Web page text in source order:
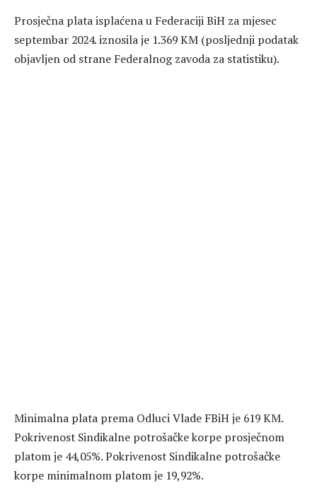
Prosječna plata isplaćena u Federaciji BiH za mjesec
septembar 2024. iznosila je 1.369 KM (posljednji podatak
objavljen od strane Federalnog zavoda za statistiku).
Minimalna plata prema Odluci Vlade FBiH je 619 KM.
Pokrivenost Sindikalne potrošačke korpe prosječnom
platom je 44,05%. Pokrivenost Sindikalne potrošačke
korpe minimalnom platom je 19,92%.